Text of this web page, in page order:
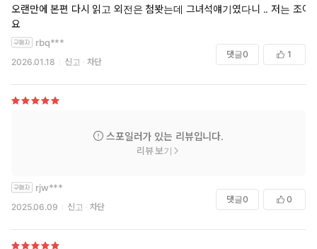
오랜만에 본편 다시 읽고 외전은 첨봣는데 그녀석얘기였다니 .. 저는 조아
요
rbq***
2026.01.18 신고 차단
댓글0 1
스포일러가 있는 리뷰입니다.
리뷰 보기
rjw***
2025.06.09 신고 차단
댓글0 0